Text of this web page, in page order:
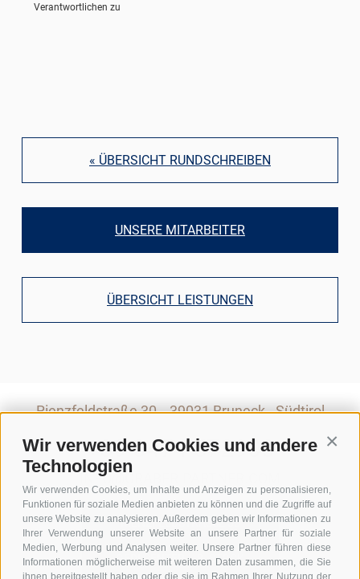
Wir verwenden Cookies und andere
Technologien
Wir verwenden Cookies, um Inhalte und Anzeigen zu personalisieren,
Funktionen für soziale Medien anbieten zu können und die Zugriffe auf
unsere Website zu analysieren. Außerdem geben wir Informationen zu
Ihrer Verwendung unserer Website an unsere Partner für soziale
Medien, Werbung und Analysen weiter. Unsere Partner führen diese
Informationen möglicherweise mit weiteren Daten zusammen, die Sie
Verantwortlichen zu
« ÜBERSICHT RUNDSCHREIBEN
UNSERE MITARBEITER
ÜBERSICHT LEISTUNGEN
Rienzfeldstraße 30 39031 Bruneck - Südtirol
+39 0474 572900
INFO@GRABER-PARTNER.COM
RIENZFELDSTRASSE 30
GEDI CENTER – 3. STOCK